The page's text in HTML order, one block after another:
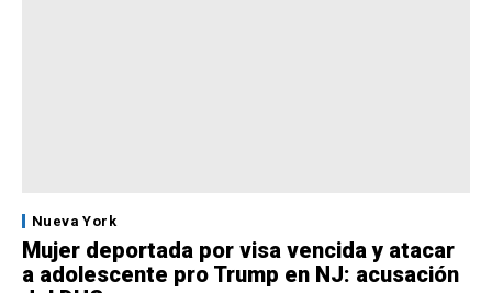
Nueva York
Mujer deportada por visa vencida y atacar
a adolescente pro Trump en NJ: acusación